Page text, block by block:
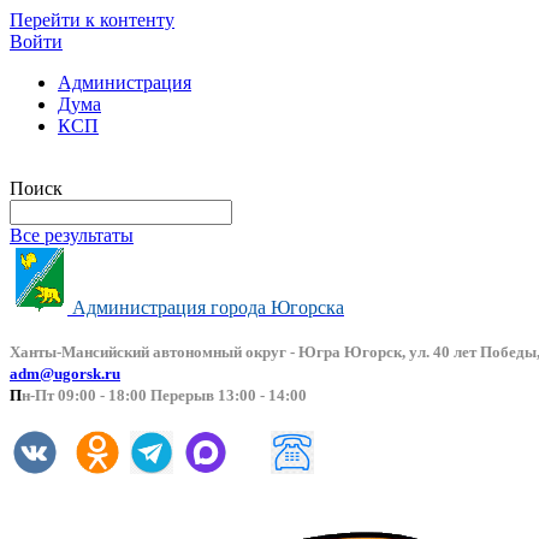
Перейти к контенту
Войти
Администрация
Дума
КСП
Поиск
Все результаты
Администрация города Югорска
Ханты-Мансийский автономный округ - Югра Югорск, ул. 40 лет
adm@ugorsk.ru
Пн-Пт 09:00 - 18:00 Перерыв 13:00 - 14:00